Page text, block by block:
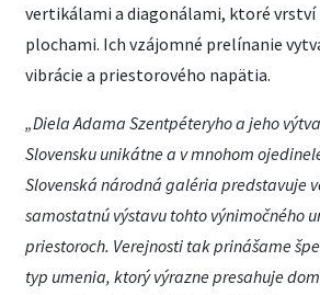
vertikálami a diagonálami, ktoré vrství
plochami. Ich vzájomné prelínanie
vibrácie a priestorového napätia.
„Diela Adama Szentpéteryho a jeho
Slovensku unikátne a v mnohom
Slovenská národná galéria predstavuje
samostatnú výstavu tohto výnimočného
priestoroch. Verejnosti tak prinášame
typ umenia, ktorý výrazne presahuje